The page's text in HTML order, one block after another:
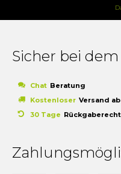
Sicher bei
Chat Beratung
Kostenloser Versand ab
30 Tage Rückgaberecht